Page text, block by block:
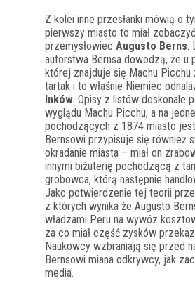
Z kolei inne przesłanki mówią o
pierwszy miasto to miał
przemysłowiec Augusto Berns.
autorstwa Bernsa dowodzą, że u
której znajduje się Machu Picchu
tartak i to właśnie Niemiec
Inków. Opisy z listów doskonale
wyglądu Machu Picchu, a na
pochodzących z 1874 miasto
Bernsowi przypisuje się również
okradanie miasta – miał on
innymi biżuterię pochodzącą z
grobowca, którą następnie
Jako potwierdzenie tej teorii
z których wynika że Augusto
władzami Peru na wywóz
za co miał część zysków
Naukowcy wzbraniają się przed
Bernsowi miana odkrywcy, jak
media.